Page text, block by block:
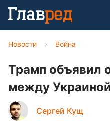
Новости › Война
Трамп объявил
между
Сергей Кущ